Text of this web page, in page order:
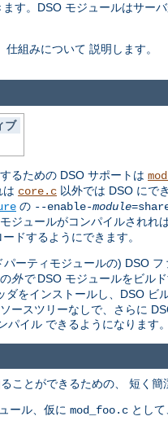
す。DSO モジュールはサー
組みについて 説明します。
ブ
るための DSO サポートは
は core.c 以外では DSO にで
の --enable-module
ジュールがコンパイルされれ
ドするようにできます。
ーティモジュールの) DSO フ
外でDSO モジュールをビル
ダをインストールし、DSO ビ
ースツリーなしで、さらに
イル できるようになります。
ことができるための、 短く簡
ール、仮に mod_foo.c とし